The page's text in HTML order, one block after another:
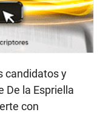
candidatos y
De la Espriella
con